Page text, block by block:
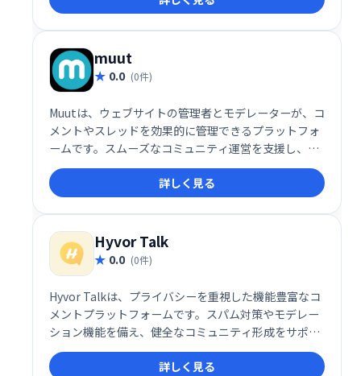
muut
0.0 (0件)
Muutは、ウェブサイトの管理者とモデレーターが、コ
メントやスレッドを効果的に管理できるプラットフォ
ームです。スムーズなコミュニティ運営を支援し、ユ
ーザー間の健全なコミュニケーションを促進します。
詳しく見る
Hyvor Talk
0.0 (0件)
Hyvor Talkは、プライバシーを重視した機能豊富なコ
メントプラットフォームです。スパム対策やモデレー
ション機能を備え、健全なコミュニティ形成をサポー
トします。
詳しく見る